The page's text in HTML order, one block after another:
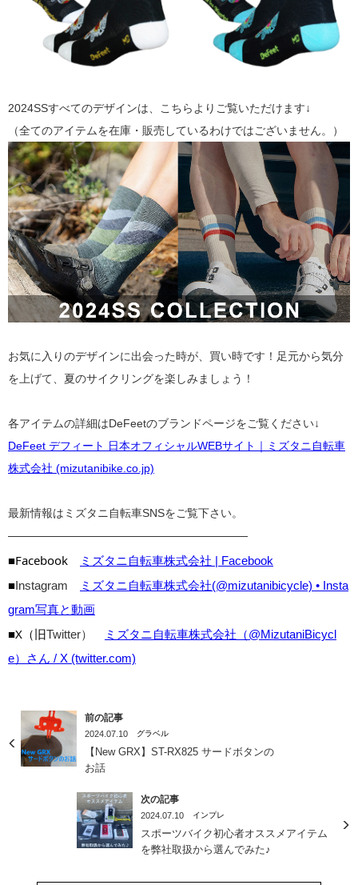
2024SSすべてのデザインは、こちらよりご覧いただけます↓
（全てのアイテムを在庫・販売しているわけではございません。）
お気に入りのデザインに出会った時が、買い時です！足元から気分
を上げて、夏のサイクリングを楽しみましょう！
各アイテムの詳細はDeFeetのブランドページをご覧ください↓
DeFeet デフィート 日本オフィシャルWEBサイト｜ミズタニ自転車
株式会社 (mizutanibike.co.jp)
最新情報はミズタニ自転車SNSをご覧下さい。
————————————————————
■Facebook ミズタニ自転車株式会社 | Facebook
■Instagram
ミズタニ自転車株式会社(@mizutanibicycle) • Insta
gram写真と動画
■X（旧Twitter）
ミズタニ自転車株式会社（@MizutaniBicycl
e）さん / X (twitter.com)
前の記事
2024.07.10 グラベル
【New GRX】ST-RX825 サードボタンの
お話
次の記事
2024.07.10 インプレ
スポーツバイク初心者オススメアイテム
を弊社取扱から選んでみた♪